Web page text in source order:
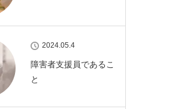
2024.05.4
障害者支援員であるこ
と